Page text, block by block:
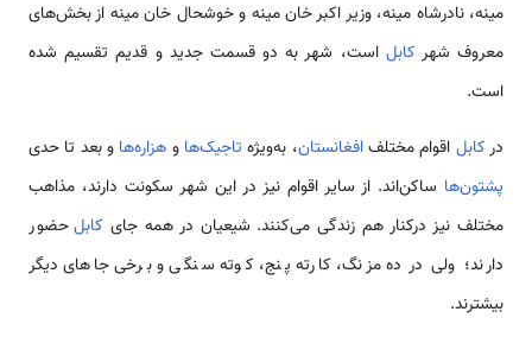
مینه، نادرشاه مینه، وزیر اکبر خان مینه و خوشحال خان مینه از بخش‌های
معروف شهر کابل است، شهر به دو قسمت جدید و قدیم تقسیم شده
است.
درکابل اقوام مختلفافغانستان، به‌ویژه تاجیک‌ها و هزاره‌ها و بعد تا حدی
پشتون‌ها ساکن‌اند. از سایر اقوام نیز در این شهر سکونت دارند، مذاهب
مختلف نیز درکنار هم زندگی می‌کنند. شیعیان در همه جای کابلحضور
دارند؛ ولی در ده مزنگ، کارته پنج، کوته سنگی و برخی جاهای دیگر
بیشترند.